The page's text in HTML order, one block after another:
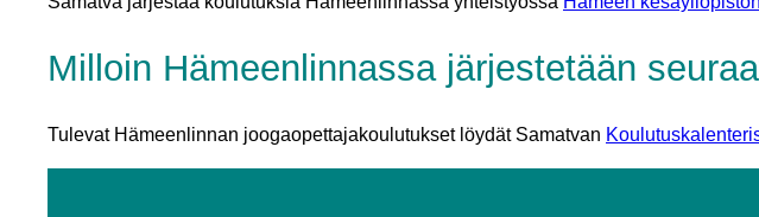
Milloin Hämeenlinnassa järjestetään
Tulevat Hämeenlinnan joogaopettajakoulutukset löydät Samatvan